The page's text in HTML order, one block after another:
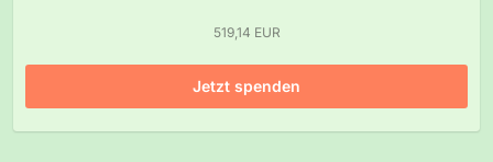
519,14 EUR
Jetzt spenden